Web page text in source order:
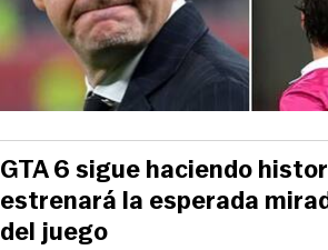
GTA 6 sigue haciendo
estrenará la esperada
del juego